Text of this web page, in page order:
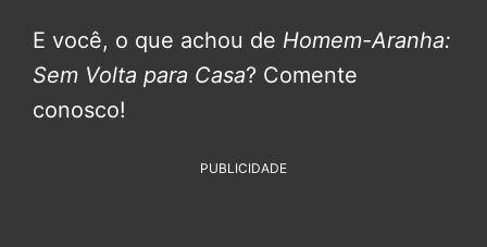
E você, o que achou de Homem-Aranha:
Sem Volta para Casa? Comente
conosco!
PUBLICIDADE